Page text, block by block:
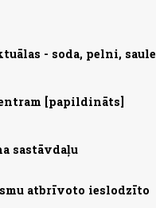
- soda, pelni, saule
[papildināts]
sastāvdaļu
atbrīvoto ieslodzīto